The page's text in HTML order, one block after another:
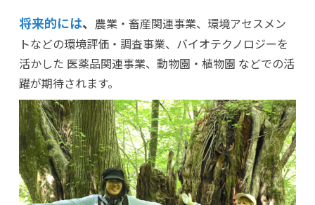
将来的には、 農業・畜産関連事業、環境アセスメン
トなどの環境評価・調査事業、バイオテクノロジーを
活かした 医薬品関連事業、動物園・植物園 などでの活
躍が期待されます。